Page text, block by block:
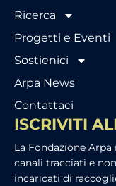
Ricerca
Progetti e Eventi
Sostienici
Arpa News
Contattaci
ISCRIVITI
La Fondazione
canali tracciati e
incaricati di